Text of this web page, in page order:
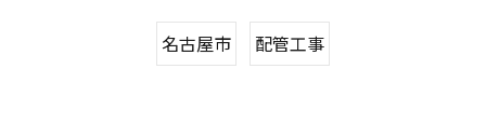
名古屋市 配管工事